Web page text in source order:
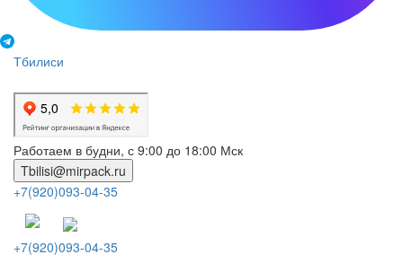
Тбилиси
Работаем в будни, с 9:00 до 18:00 Мск
Tbilisi@mirpack.ru
+7(920)093-04-35
+7(920)093-04-35